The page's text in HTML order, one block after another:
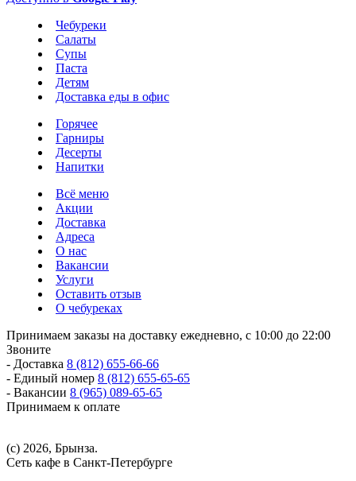
Чебуреки
Салаты
Супы
Паста
Детям
Доставка еды в офис
Горячее
Гарниры
Десерты
Напитки
Всё меню
Акции
Доставка
Адреса
О нас
Вакансии
Услуги
Оставить отзыв
О чебуреках
Принимаем заказы на доставку ежедневно, с 10:00 до 22:00
Звоните
- Доставка 8 (812) 655-66-66
- Единый номер 8 (812) 655-65-65
- Вакансии 8 (965) 089-65-65
Принимаем к оплате
(с) 2026, Брынза.
Сеть кафе в Санкт-Петербурге